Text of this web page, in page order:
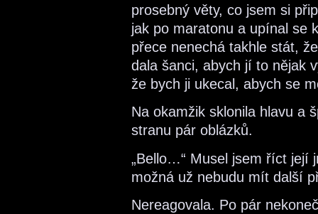
prosebný věty, co jsem si
jak po maratonu a upínal se
přece nenechá takhle stát,
dala šanci, abych jí to nějak
že bych ji ukecal, abych se
Na okamžik sklonila hlavu a
stranu pár oblázků.
„Bello…“ Musel jsem říct její
možná už nebudu mít další
Nereagovala. Po pár